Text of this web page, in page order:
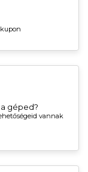
kupon
géped?
vannak